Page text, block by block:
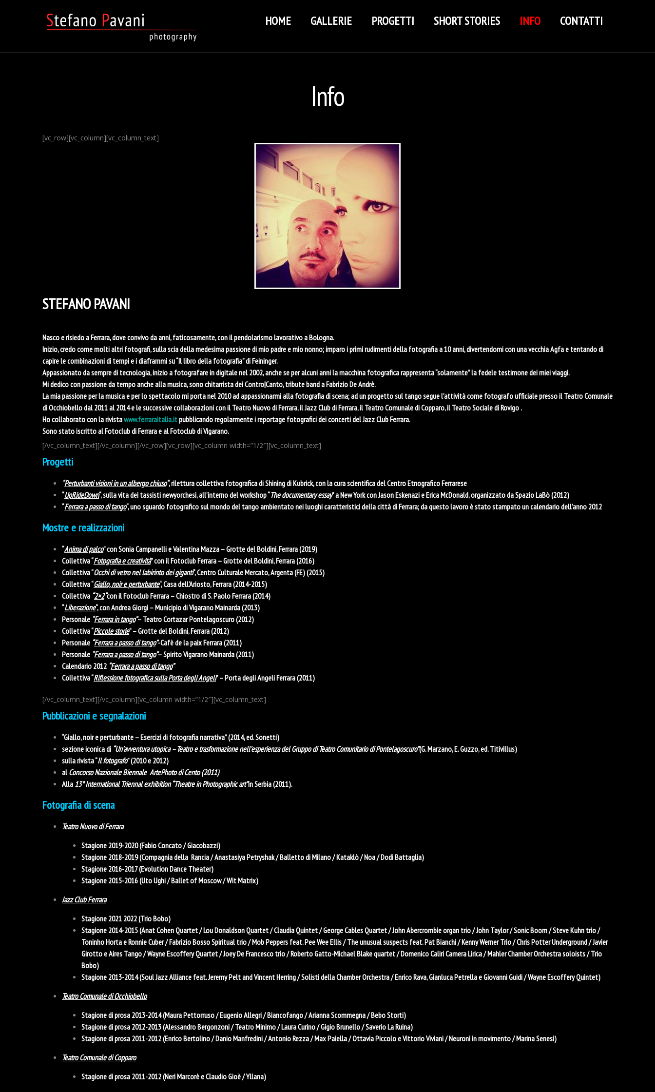
HOME GALLERIE PROGETTI SHORT STORIES INFO CONTATTI
Info
[vc_row][vc_column][vc_column_text]
STEFANO PAVANI
Nasco e risiedo a Ferrara, dove convivo da anni, faticosamente, con il pendolarismo lavorativo a Bologna.
Inizio, credo come molti altri fotografi, sulla scia della medesima passione di mio padre e mio nonno; imparo i primi rudimenti della fotografia a 10 anni, divertendomi con una vecchia Agfa e tentando di
capire le combinazioni di tempi e i diaframmi su “Il libro della fotografia” di Feininger.
Appassionato da sempre di tecnologia, inizio a fotografare in digitale nel 2002, anche se per alcuni anni la macchina fotografica rappresenta “solamente” la fedele testimone dei miei viaggi.
Mi dedico con passione da tempo anche alla musica, sono chitarrista dei Contro|Canto, tribute band a Fabrizio De Andrè.
La mia passione per la musica e per lo spettacolo mi porta nel 2010 ad appassionarmi alla fotografia di scena; ad un progetto sul tango segue l’attività come fotografo ufficiale presso il Teatro Comunale
di Occhiobello dal 2011 al 2014 e le successive collaborazioni con il Teatro Nuovo di Ferrara, il Jazz Club di Ferrara, il Teatro Comunale di Copparo, il Teatro Sociale di Rovigo .
Ho collaborato con la rivistawww.ferraraitalia.itpubblicando regolarmente i reportage fotografici dei concerti del Jazz Club Ferrara.
Sono stato iscritto al Fotoclub di Ferrara e al Fotoclub di Vigarano.
[/vc_column_text][/vc_column][/vc_row][vc_row][vc_column width=”1/2″][vc_column_text]
Progetti
“Perturbanti visioni in un albergo chiuso“, rilettura collettiva fotografica di Shining di Kubrick, con la cura scientifica del Centro Etnografico Ferrarese
“UpRideDown“, sulla vita dei tassisti newyorchesi, all’interno del workshop “The documentary essay” a New York con Jason Eskenazi e Erica McDonald, organizzato da Spazio LaBò (2012)
“Ferrara a passo di tango“, uno sguardo fotografico sul mondo del tango ambientato nei luoghi caratteristici della città di Ferrara; da questo lavoro è stato stampato un calendario dell’anno 2012
Mostre e realizzazioni
“Anima di palco” con Sonia Campanelli e Valentina Mazza – Grotte del Boldini, Ferrara (2019)
Collettiva “Fotografia e creatività” con il Fotoclub Ferrara – Grotte del Boldini, Ferrara (2016)
Collettiva “Occhi di vetro nel labirinto dei giganti“, Centro Culturale Mercato, Argenta (FE) (2015)
Collettiva “Giallo, noir e perturbante“, Casa dell’Ariosto, Ferrara (2014-2015)
Collettiva “2×2“con il Fotoclub Ferrara – Chiostro di S. Paolo Ferrara (2014)
“Liberazione“, con Andrea Giorgi – Municipio di Vigarano Mainarda (2013)
Personale “Ferrara in tango”– Teatro Cortazar Pontelagoscuro (2012)
Collettiva “Piccole storie” – Grotte del Boldini, Ferrara (2012)
Personale “Ferrara a passo di tango”-Cafè de la paix Ferrara (2011)
Personale “Ferrara a passo di tango”– Spirito Vigarano Mainarda (2011)
Calendario 2012 “Ferrara a passo di tango”
Collettiva “Riflessione fotografica sulla Porta degli Angeli” – Porta degli Angeli Ferrara (2011)
[/vc_column_text][/vc_column][vc_column width=”1/2″][vc_column_text]
Pubblicazioni e segnalazioni
“Giallo, noir e perturbante – Esercizi di fotografia narrativa” (2014, ed. Sonetti)
sezione iconica di “Un’avventura utopica – Teatro e trasformazione nell’esperienza del Gruppo di Teatro Comunitario di Pontelagoscuro”(G. Marzano, E. Guzzo, ed. Titivillus)
sulla rivista “Il fotografo” (2010 e 2012)
al Concorso Nazionale Biennale ArtePhoto di Cento (2011)
Alla 13° International Triennal exhibition “Theatre in Photographic art”in Serbia (2011).
Fotografia di scena
Teatro Nuovo di Ferrara
Stagione 2019-2020 (Fabio Concato / Giacobazzi)
Stagione 2018-2019 (Compagnia della Rancia / Anastasiya Petryshak / Balletto di Milano / Kataklò / Noa / Dodi Battaglia)
Stagione 2016-2017 (Evolution Dance Theater)
Stagione 2015-2016 (Uto Ughi / Ballet of Moscow / Wit Matrix)
Jazz Club Ferrara
Stagione 2021 2022 (Trio Bobo)
Stagione 2014-2015 (Anat Cohen Quartet / Lou Donaldson Quartet / Claudia Quintet / George Cables Quartet / John Abercrombie organ trio / John Taylor / Sonic Boom / Steve Kuhn trio /
Toninho Horta e Ronnie Cuber / Fabrizio Bosso Spiritual trio / Mob Peppers feat. Pee Wee Ellis / The unusual suspects feat. Pat Bianchi / Kenny Werner Trio / Chris Potter Underground / Javier
Girotto e Aires Tango / Wayne Escoffery Quartet / Joey De Francesco trio / Roberto Gatto-Michael Blake quartet / Domenico Caliri Camera Lirica / Mahler Chamber Orchestra soloists / Trio
Bobo)
Stagione 2013-2014 (Soul Jazz Alliance feat. Jeremy Pelt and Vincent Herring / Solisti della Chamber Orchestra / Enrico Rava, Gianluca Petrella e Giovanni Guidi / Wayne Escoffery Quintet)
Teatro Comunale di Occhiobello
Stagione di prosa 2013-2014 (Maura Pettorruso / Eugenio Allegri / Biancofango / Arianna Scommegna / Bebo Storti)
Stagione di prosa 2012-2013 (Alessandro Bergonzoni / Teatro Minimo / Laura Curino / Gigio Brunello / Saverio La Ruina)
Stagione di prosa 2011-2012 (Enrico Bertolino / Danio Manfredini / Antonio Rezza / Max Paiella / Ottavia Piccolo e Vittorio Viviani / Neuroni in movimento / Marina Senesi)
Teatro Comunale di Copparo
Stagione di prosa 2011-2012 (Neri Marcorè e Claudio Gioè / Yllana)